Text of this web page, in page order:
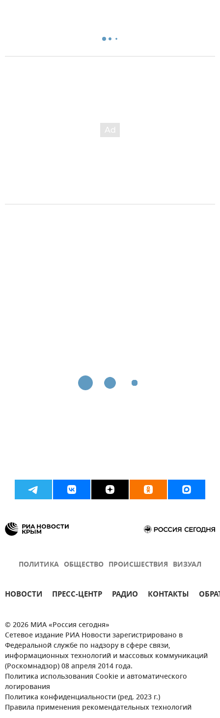
ПОЛИТИКА ОБЩЕСТВО ПРОИСШЕСТВИЯ ВИЗУАЛ
НОВОСТИ ПРЕСС-ЦЕНТР РАДИО КОНТАКТЫ
© 2026 МИА «Россия сегодня»
Сетевое издание РИА Новости зарегистрировано в
Федеральной службе по надзору в сфере связи,
информационных технологий и массовых коммуникаций
(Роскомнадзор) 08 апреля 2014 года.
Политика использования Cookie и автоматического
логирования
Политика конфиденциальности (ред. 2023 г.)
Правила применения рекомендательных технологий